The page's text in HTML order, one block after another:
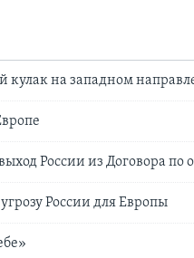
кулак на западном
России из Договора по
России для Европы